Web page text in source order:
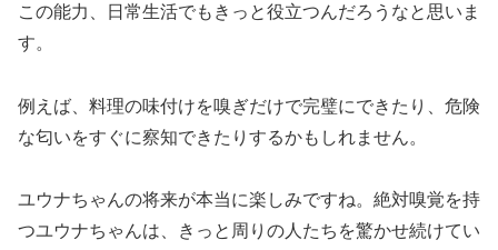
この能力、日常生活でもきっと役立つんだろうなと思いま
す。
例えば、料理の味付けを嗅ぎだけで完璧にできたり、危険
な匂いをすぐに察知できたりするかもしれません。
ユウナちゃんの将来が本当に楽しみですね。 絶対嗅覚を持
つユウナちゃんは、きっと周りの人たちを驚かせ続けてい